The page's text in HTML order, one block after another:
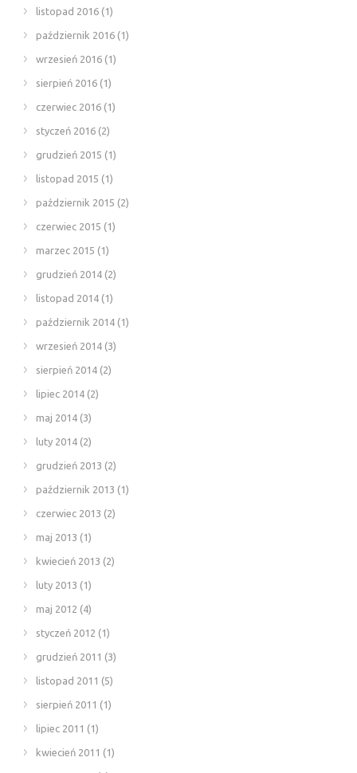
listopad 2016 (1)
październik 2016 (1)
wrzesień 2016 (1)
sierpień 2016 (1)
czerwiec 2016 (1)
styczeń 2016 (2)
grudzień 2015 (1)
listopad 2015 (1)
październik 2015 (2)
czerwiec 2015 (1)
marzec 2015 (1)
grudzień 2014 (2)
listopad 2014 (1)
październik 2014 (1)
wrzesień 2014 (3)
sierpień 2014 (2)
lipiec 2014 (2)
maj 2014 (3)
luty 2014 (2)
grudzień 2013 (2)
październik 2013 (1)
czerwiec 2013 (2)
maj 2013 (1)
kwiecień 2013 (2)
luty 2013 (1)
maj 2012 (4)
styczeń 2012 (1)
grudzień 2011 (3)
listopad 2011 (5)
sierpień 2011 (1)
lipiec 2011 (1)
kwiecień 2011 (1)